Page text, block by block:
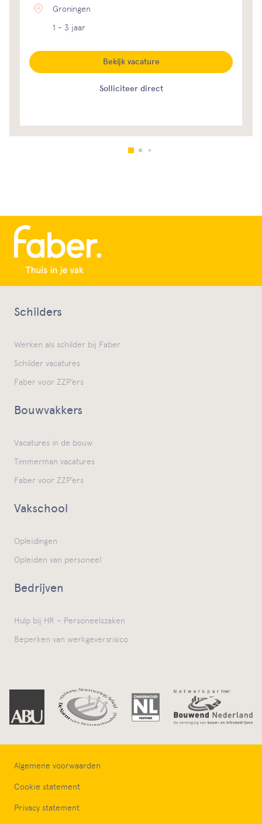
Groningen
1 - 3 jaar
Solliciteer direct
Bekijk vacature
Schilders
Werken als schilder bij Faber
Schilder vacatures
Faber voor ZZP’ers
Bouwvakkers
Vacatures in de bouw
Timmerman vacatures
Faber voor ZZP’ers
Vakschool
Opleidingen
Opleiden van personeel
Bedrijven
Hulp bij HR – Personeelszaken
Beperken van werkgeversrisico
Algemene voorwaarden
Cookie statement
Privacy statement